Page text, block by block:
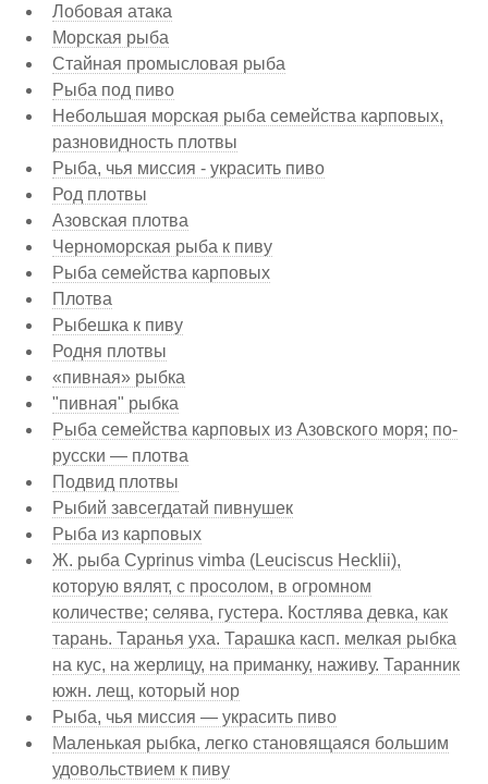
Лобовая атака
Морская рыба
Стайная промысловая рыба
Рыба под пиво
Небольшая морская рыба семейства карповых,
разновидность плотвы
Рыба, чья миссия - украсить пиво
Род плотвы
Азовская плотва
Черноморская рыба к пиву
Рыба семейства карповых
Плотва
Рыбешка к пиву
Родня плотвы
«пивная» рыбка
"пивная" рыбка
Рыба семейства карповых из Азовского моря; по-
русски — плотва
Подвид плотвы
Рыбий завсегдатай пивнушек
Рыба из карповых
Ж. рыба Cyprinus vimba (Leuciscus Hecklii),
которую вялят, с просолом, в огромном
количестве; селява, густера. Костлява девка, как
тарань. Таранья уха. Тарашка касп. мелкая рыбка
на кус, на жерлицу, на приманку, наживу. Таранник
южн. лещ, который нор
Рыба, чья миссия — украсить пиво
Маленькая рыбка, легко становящаяся большим
удовольствием к пиву